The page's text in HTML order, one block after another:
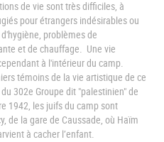
de vie sont très difficiles, à
pour étrangers indésirables ou
problèmes de
et de chauffage. Une vie
à l'intérieur du camp.
témoins de la vie artistique de ce
302e Groupe dit "palestinien" de
1942, les juifs du camp sont
de la gare de Caussade, où Haïm
à cacher l’enfant.